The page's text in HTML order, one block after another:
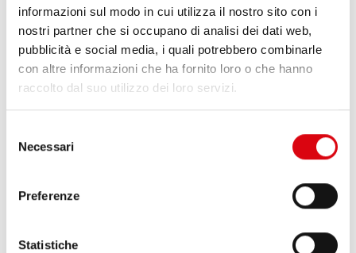
informazioni sul modo in cui utilizza il nostro sito con i
nostri partner che si occupano di analisi dei dati web,
pubblicità e social media, i quali potrebbero combinarle
con altre informazioni che ha fornito loro o che hanno
raccolto dal suo utilizzo dei loro servizi.
delNecessari
Preferenze
Statistiche
Running Bull AGM